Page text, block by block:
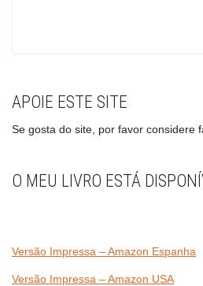
APOIE ESTE SITE
Se gosta do site, por favor considere
O MEU LIVRO ESTÁ
Versão Impressa – Amazon Espanha
Versão Impressa – Amazon USA